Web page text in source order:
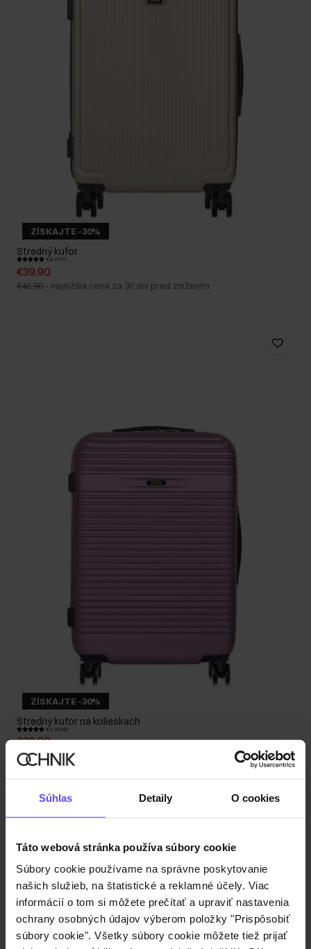
Súhlas Detaily O cookies
Táto webová stránka používa súbory cookie
Súbory cookie používame na správne poskytovanie
našich služieb, na štatistické a reklamné účely. Viac
informácií o tom si môžete prečítať a upraviť nastavenia
ochrany osobných údajov výberom položky "Prispôsobiť
súbory cookie". Všetky súbory cookie môžete tiež prijať
ZÍSKAJTE -30%
Stredný kufor
4.9 (1177)
€39,90
€42,90 - najnižšia cena za 30 dní pred znížením
ZÍSKAJTE -30%
Stredný kufor na kolieskach
4.9 (5339)
€39,90
€42,90 -najnižšia cena za 30 dní pred znížením